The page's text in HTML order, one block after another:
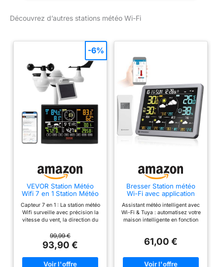
Découvrez d’autres stations météo Wi-Fi
VEVOR Station Météo
Wifi 7 en 1 Station Météo
Extérieur Solaire Grand
Écran Couleur 7,5 po
Station Météo Numérique
Température Humidité
Vitesse Direction de Vent
Pluie
Capteur 7 en 1 : La station météo
Wifi surveille avec précision la
vitesse du vent, la direction du
les précipitations et la lumière,
etc. De plus, elle affiche le
refroidissement éolien, le point
de rosée, la pression, le
calendrier et la phase de lune,
99,99 €
93,90 €
-6%
Bresser Station météo
Wi-Fi avec application
prévision de 5 jours,
capteur thermo-
hygromètre, historique,
réveil, fonction
d'avertissement
Assistant météo intelligent avec
Wi-Fi & Tuya : automatisez votre
maison intelligente en fonction
de changements de température
sur 5 jours avec températures
maximales et minimales et
61,00 €